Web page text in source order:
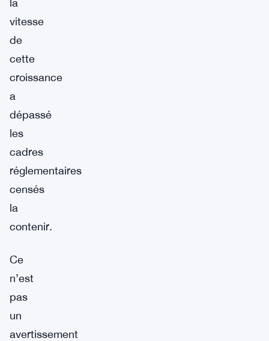
la
vitesse
de
cette
croissance
a
dépassé
les
cadres
réglementaires
censés
la
contenir.
Ce
n’est
pas
un
avertissement